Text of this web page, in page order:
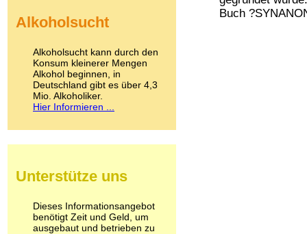
Buch
Kokain
LSD
Marihuana
Medikamente
Meskalin
Metamphetamin
Methadon
Pilze
Psychopharmaka
Schlafmittel
Schmerzmittel
Alkoholsucht
Alkoholsucht kann durch den
Konsum kleinerer Mengen
Alkohol beginnen, in
Deutschland gibt es über 4,3
Mio. Alkoholiker.
Hier Informieren ...
Unterstütze uns
Dieses Informationsangebot
benötigt Zeit und Geld, um
ausgebaut und betrieben zu